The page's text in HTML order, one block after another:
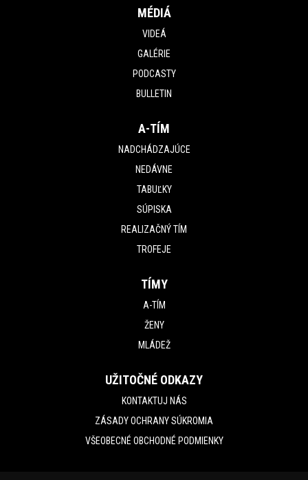
MÉDIÁ
VIDEÁ
GALÉRIE
PODCASTY
BULLETIN
A-TÍM
NADCHÁDZAJÚCE
NEDÁVNE
TABUĽKY
SÚPISKA
REALIZAČNÝ TÍM
TROFEJE
TÍMY
A-TÍM
ŽENY
MLÁDEŽ
UŽITOČNÉ ODKAZY
KONTAKTUJ NÁS
ZÁSADY OCHRANY SÚKROMIA
VŠEOBECNÉ OBCHODNÉ PODMIENKY